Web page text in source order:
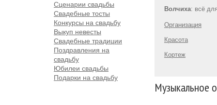
Сценарии свадьбы
Свадебные тосты
Конкурсы на свадьбу
Выкуп невесты
Свадебные традиции
Поздравления на
свадьбу
Юбилеи свадьбы
Подарки на свадьбу
Волчиха: всё
Организация
Красота
Кортеж
Музыкальное